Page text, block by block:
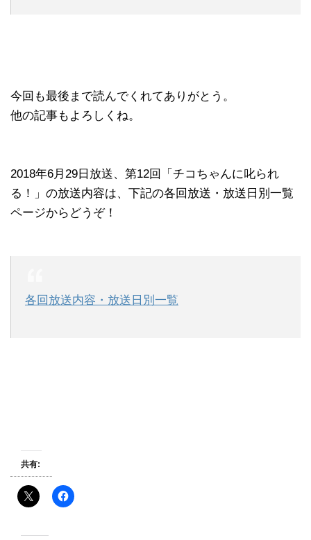
今回も最後まで読んでくれてありがとう。
他の記事もよろしくね。
2018年6月29日放送、第12回「チコちゃんに叱られ
る！」の放送内容は、下記の各回放送・放送日別一覧
ページからどうぞ！
各回放送内容・放送日別一覧
共有: